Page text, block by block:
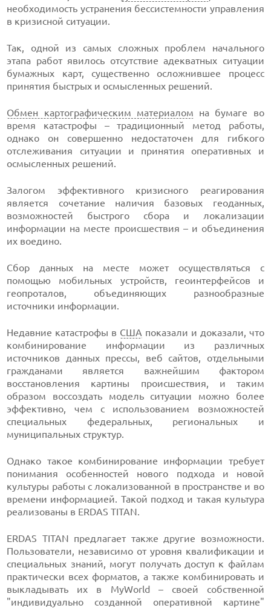
необходимость устранения бессистемности управления
в кризисной ситуации.
Так, одной из самых сложных проблем начального
этапа работ явилось отсутствие адекватных ситуации
бумажных карт, существенно осложнившее процесс
принятия быстрых и осмысленных решений.
Обмен картографическим материалом на бумаге во
время катастрофы – традиционный метод работы,
однако он совершенно недостаточен для гибкого
отслеживания ситуации и принятия оперативных и
осмысленных решений.
Залогом эффективного кризисного реагирования
является сочетание наличия базовых геоданных,
возможностей быстрого сбора и локализации
информации на месте происшествия – и объединения
их воедино.
Сбор данных на месте может осуществляться с
помощью мобильных устройств, геоинтерфейсов и
геопроталов, объединяющих разнообразные
источники информации.
Недавние катастрофы в США показали и доказали, что
комбинирование информации из различных
источников данных прессы, веб сайтов, отдельными
гражданами является важнейшим фактором
восстановления картины происшествия, и таким
образом воссоздать модель ситуации можно более
эффективно, чем с использованием возможностей
специальных федеральных, региональных и
муниципальных структур.
Однако такое комбинирование информации требует
понимания особенностей нового подхода и новой
культуры работы с локализованной в пространстве и во
времени информацией. Такой подход и такая культура
реализованы в ERDAS TITAN.
ERDAS TITAN предлагает также другие возможности.
Пользователи, независимо от уровня квалификации и
специальных знаний, могут получать доступ к файлам
практически всех форматов, а также комбинировать и
выкладывать их в MyWorld – своей собственной
"индивидуально созданной оперативной картине"